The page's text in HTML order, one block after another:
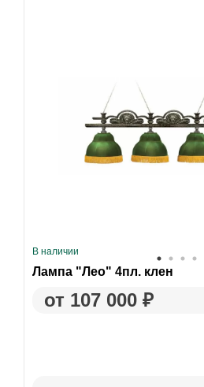
В наличии
Лампа "Лео" 4пл. клен
от 107 000 ₽